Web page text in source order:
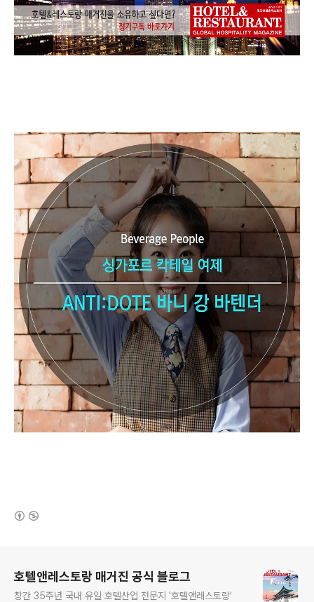
호텔앤레스토랑 매거진 공식 블로그
창간 35주년 국내 유일 호텔산업 전문지 '호텔앤레스토랑'